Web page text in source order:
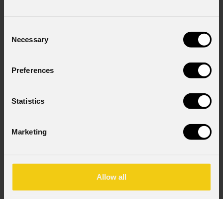
Selection
Necessary
Preferences
Statistics
Marketing
Allow all
Disponibile nelle versioni: